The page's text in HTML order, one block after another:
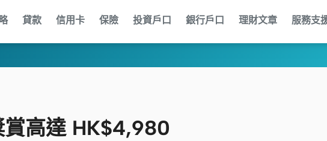
貸款 信用卡 保險 投資戶口 銀行戶口 理財文章 服務支
賞高達 HK$4,980